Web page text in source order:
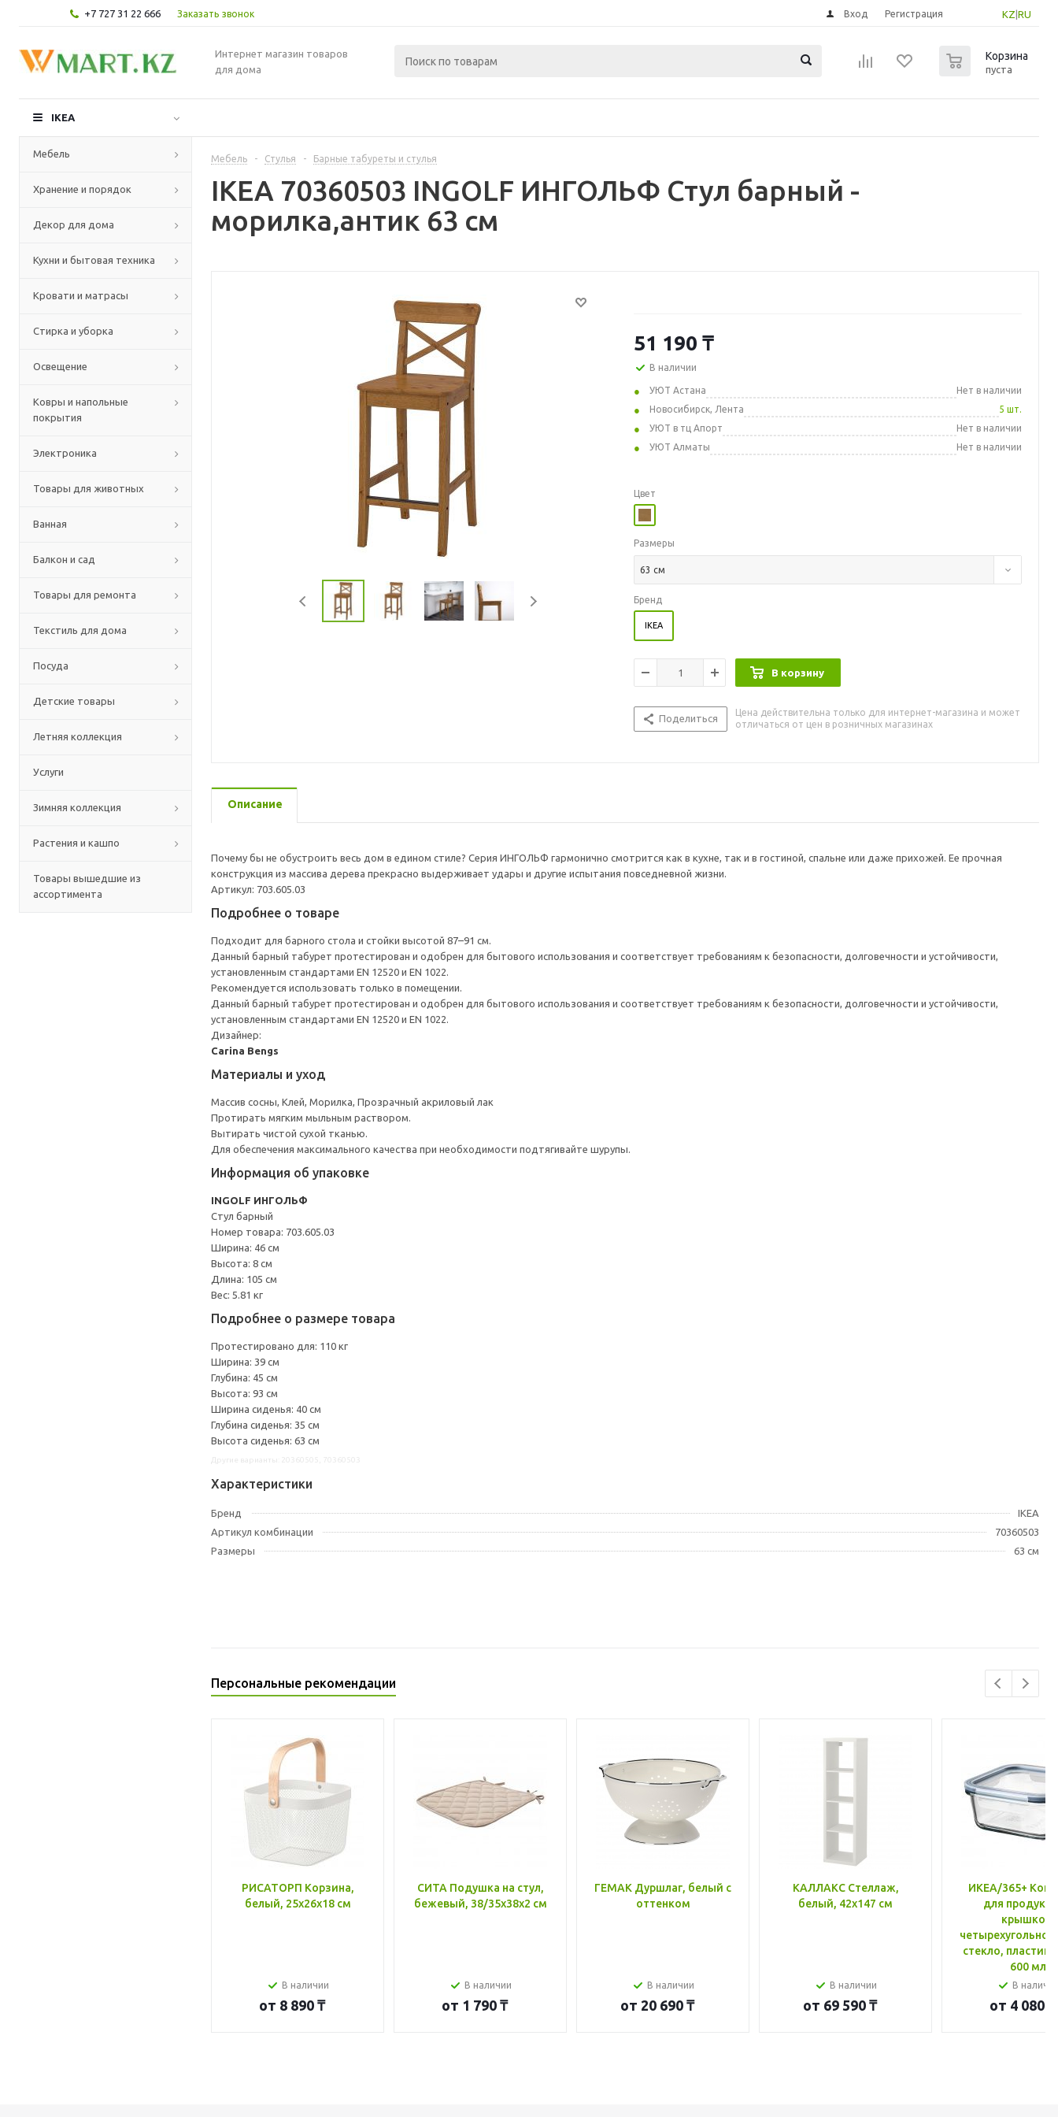
+7 727 31 22 666 Заказать звонок KZ RU
Вход Регистрация
Интернет магазин товаров
для дома
Корзина
пуста
IKEA
Мебель
Хранение и порядок
Декор для дома
Кухни и бытовая техника
Кровати и матрасы
Стирка и уборка
Освещение
Ковры и напольные
покрытия
Электроника
Товары для животных
Ванная
Балкон и сад
Товары для ремонта
Текстиль для дома
Посуда
Детские товары
Летняя коллекция
Услуги
Зимняя коллекция
Растения и кашпо
Товары вышедшие из
ассортимента
Мебель - Стулья - Барные табуреты и стулья
IKEA 70360503 INGOLF ИНГОЛЬФ Стул барный -
морилка,антик 63 см
51 190 ₸
В наличии
УЮТ Астана
Нет в наличии
Новосибирск, Лента
5 шт.
УЮТ в тц Апорт
Нет в наличии
УЮТ Алматы
Нет в наличии
Цвет
Размеры
63 см
Бренд
IKEA
В корзину
Поделиться
Цена действительна только для интернет-магазина и может
отличаться от цен в розничных магазинах
Описание
Почему бы не обустроить весь дом в едином стиле? Серия ИНГОЛЬФ гармонично смотрится как в кухне, так и в гостиной, спальне или даже прихожей. Ее прочная
конструкция из массива дерева прекрасно выдерживает удары и другие испытания повседневной жизни.
Артикул: 703.605.03
Подробнее о товаре
Подходит для барного стола и стойки высотой 87–91 см.
Данный барный табурет протестирован и одобрен для бытового использования и соответствует требованиям к безопасности, долговечности и устойчивости,
установленным стандартами EN 12520 и EN 1022.
Рекомендуется использовать только в помещении.
Данный барный табурет протестирован и одобрен для бытового использования и соответствует требованиям к безопасности, долговечности и устойчивости,
установленным стандартами EN 12520 и EN 1022.
Дизайнер:
Carina Bengs
Материалы и уход
Массив сосны, Клей, Морилка, Прозрачный акриловый лак
Протирать мягким мыльным раствором.
Вытирать чистой сухой тканью.
Для обеспечения максимального качества при необходимости подтягивайте шурупы.
Информация об упаковке
INGOLF ИНГОЛЬФ
Стул барный
Номер товара: 703.605.03
Ширина: 46 см
Высота: 8 см
Длина: 105 см
Вес: 5.81 кг
Подробнее о размере товара
Протестировано для: 110 кг
Ширина: 39 см
Глубина: 45 см
Высота: 93 см
Ширина сиденья: 40 см
Глубина сиденья: 35 см
Высота сиденья: 63 см
Характеристики
Бренд
IKEA
Артикул комбинации
70360503
Размеры
63 см
Персональные рекомендации
РИСАТОРП Корзина,
белый, 25x26x18 см
В наличии
от 8 890 ₸
СИТА Подушка на стул,
бежевый, 38/35x38x2 см
В наличии
от 1 790 ₸
ГЕМАК Дуршлаг, белый с
оттенком
В наличии
от 20 690 ₸
КАЛЛАКС Стеллаж,
белый, 42x147 см
В наличии
от 69 590 ₸
ИКЕА/365+
для
крышкой,
стекло, пластик
600 мл
В
от 4 080 ₸